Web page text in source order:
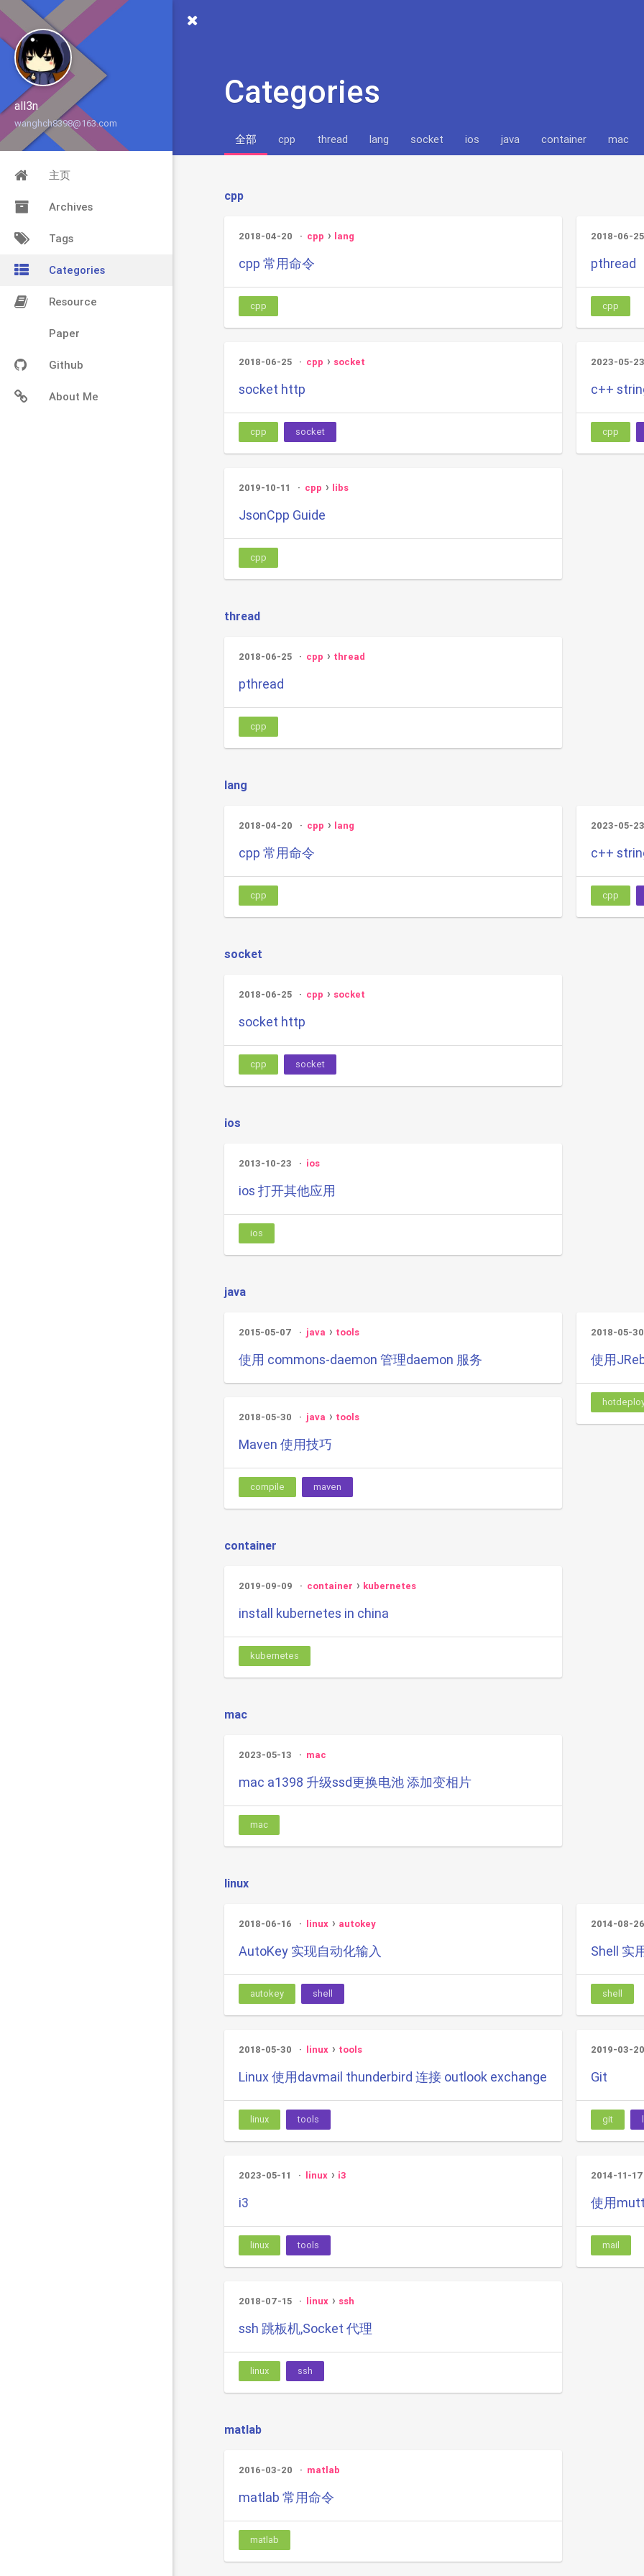
all3n
wanghch8398@163.com
主页
Archives
Tags
Categories
Resource
Paper
Github
About Me
Categories
全部 cpp thread lang socket ios java container mac
cpp
2018-04-20 cpp lang
cpp 常用命令
cpp
2018-06-25
pthread
cpp
2018-06-25 cpp socket
socket http
cpp socket
2023-05-23
c++
cpp
2019-10-11 cpp libs
JsonCpp Guide
cpp
thread
2018-06-25 cpp thread
pthread
cpp
lang
2018-04-20 cpp lang
cpp 常用命令
cpp
2023-05-23
c++
cpp
socket
2018-06-25 cpp socket
socket http
cpp socket
ios
2013-10-23 ios
ios 打开其他应用
ios
java
2015-05-07 java tools
使用 commons-daemon 管理daemon 服务
2018-05-30
使用
2018-05-30
java tools
Maven 使用技巧
compile maven
container
2019-09-09 container kubernetes
install kubernetes in china
kubernetes
mac
2023-05-13 mac
mac a1398 升级ssd更换电池 添加变相片
mac
linux
2018-06-16 linux autokey
AutoKey 实现自动化输入
autokey shell
2014-08-26
Shell 实
shell
2018-05-30 linux tools
Linux 使用davmail thunderbird 连接 outlook exchange
linux tools
2019-03-20
Git
git
2023-05-11 linux i3
i3
linux tools
2014-11-17
使用
mail
2018-07-15 linux ssh
ssh 跳板机,Socket 代理
linux ssh
matlab
2016-03-20 matlab
matlab 常用命令
matlab